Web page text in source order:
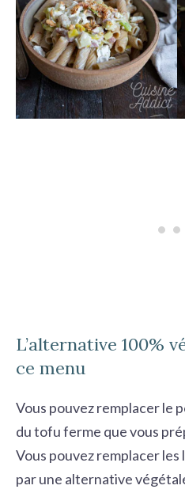
L’alternative 100%
ce menu
Vous pouvez remplacer le
du tofu ferme que vous
Vous pouvez remplacer
par une alternative